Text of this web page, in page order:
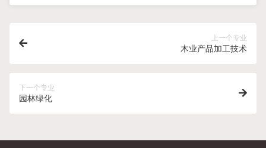
上一个专业
木业产品加工技术
下一个专业
园林绿化